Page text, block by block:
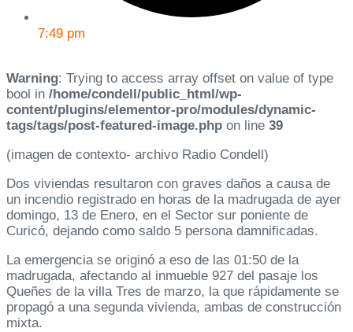
7:49 pm
Warning: Trying to access array offset on value of type
bool in /home/condell/public_html/wp-
content/plugins/elementor-pro/modules/dynamic-
tags/tags/post-featured-image.php on line 39
(imagen de contexto- archivo Radio Condell)
Dos viviendas resultaron con graves daños a causa de
un incendio registrado en horas de la madrugada de ayer
domingo, 13 de Enero, en el Sector sur poniente de
Curicó, dejando como saldo 5 persona damnificadas.
La emergencia se originó a eso de las 01:50 de la
madrugada, afectando al inmueble 927 del pasaje los
Queñes de la villa Tres de marzo, la que rápidamente se
propagó a una segunda vivienda, ambas de construcción
mixta.